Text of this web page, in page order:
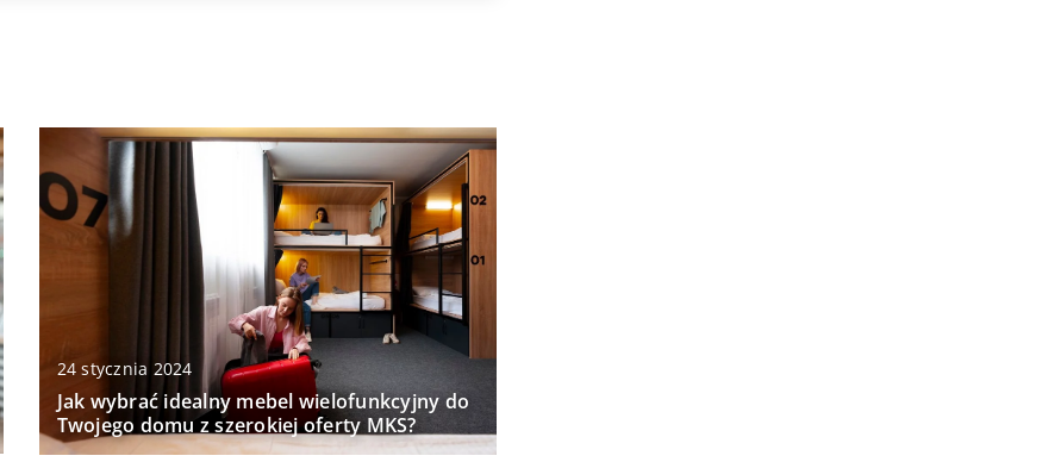
24 stycznia 2024
Jak wybrać idealny mebel wielofunkcyjny do
Twojego domu z szerokiej oferty MKS?